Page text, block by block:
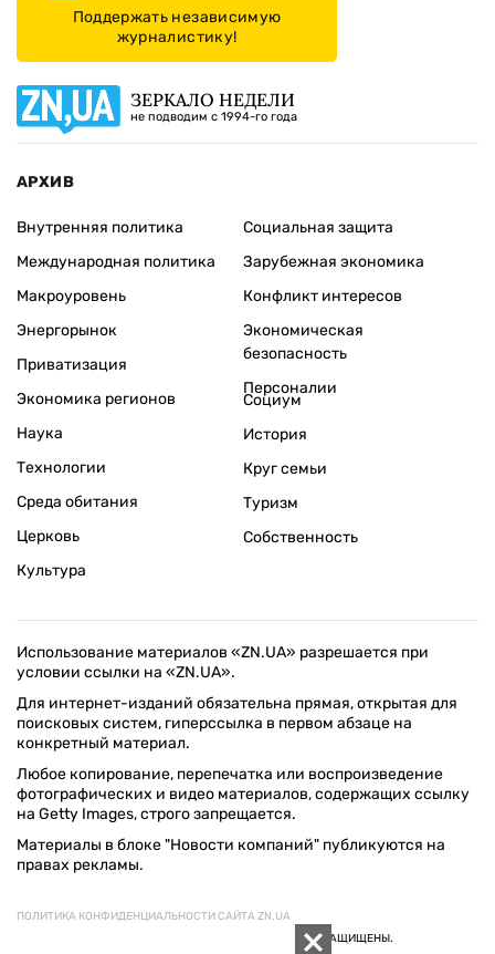
Поддержать независимую
журналистику!
ЗЕРКАЛО НЕДЕЛИ
не подводим с 1994-го года
АРХИВ
Внутренняя политика
Международная политика
Макроуровень
Энергорынок
Приватизация
Экономика регионов
Социальная защита
Зарубежная экономика
Конфликт интересов
Экономическая
безопасность
Персоналии
Наука
Технологии
Среда обитания
Церковь
Культура
Социум
История
Круг семьи
Туризм
Собственность
Использование материалов «ZN.UA» разрешается при
условии ссылки на «ZN.UA».
Для интернет-изданий обязательна прямая, открытая для
поисковых систем, гиперссылка в первом абзаце на
конкретный материал.
Любое копирование, перепечатка или воспроизведение
фотографических и видео материалов, содержащих ссылку
на Getty Images, строго запрещается.
Материалы в блоке "Новости компаний" публикуются на
правах рекламы.
ПОЛИТИКА КОНФИДЕНЦИАЛЬНОСТИ САЙТА ZN.UA
© 1994–2026 «ЗЕРКАЛО НЕДЕЛИ. УКРАИНА». ВСЕ ПРАВА ЗАЩИЩЕНЫ.